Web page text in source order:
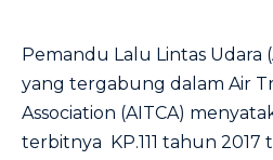
Pemandu Lalu Lintas Udara
yang tergabung dalam Air
Association (AITCA)
terbitnya KP.111 tahun 2017